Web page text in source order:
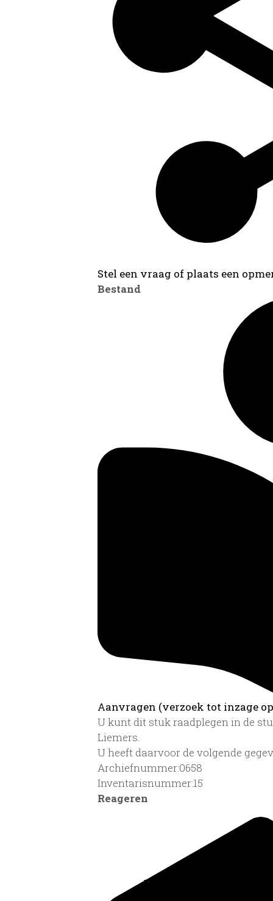
Stel een vraag of plaats een
Bestand
Aanvragen (verzoek tot inzage
U kunt dit stuk raadplegen in de
Liemers.
U heeft daarvoor de volgende
Archiefnummer:0658
Inventarisnummer:15
Reageren